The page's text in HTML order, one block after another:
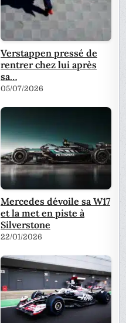
Verstappen pressé de
rentrer chez lui après
sa…
05/07/2026
Mercedes dévoile sa W17
et la met en piste à
Silverstone
22/01/2026